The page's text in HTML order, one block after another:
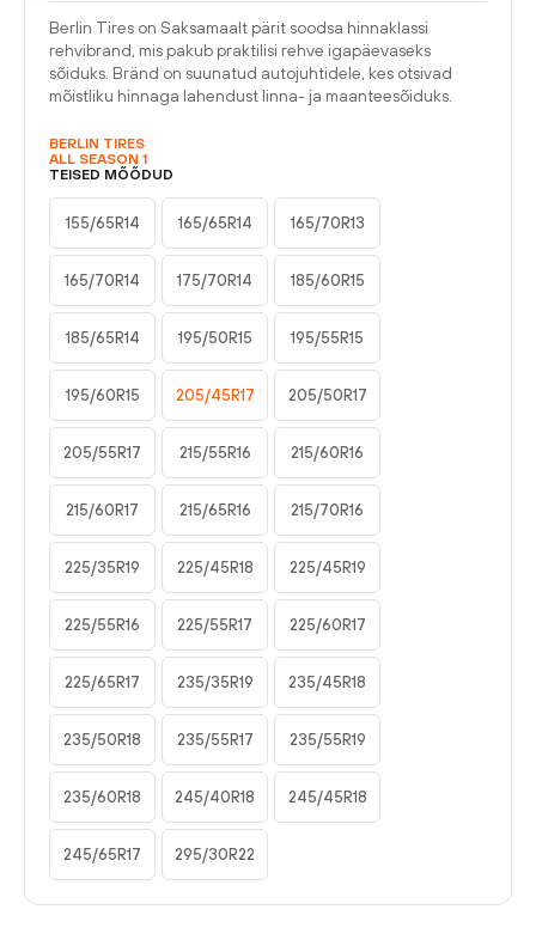
Berlin Tires on Saksamaalt pärit soodsa hinnaklassi
rehvibrand, mis pakub praktilisi rehve igapäevaseks
sõiduks. Bränd on suunatud autojuhtidele, kes otsivad
mõistliku hinnaga lahendust linna- ja maanteesõiduks.
BERLIN TIRES
ALL SEASON 1
TEISED MÕÕDUD
155/65R14 165/65R14 165/70R13
165/70R14 175/70R14 185/60R15
185/65R14 195/50R15 195/55R15
195/60R15 205/45R17 205/50R17
205/55R17 215/55R16 215/60R16
215/60R17 215/65R16 215/70R16
225/35R19 225/45R18 225/45R19
225/55R16 225/55R17 225/60R17
225/65R17 235/35R19 235/45R18
235/50R18 235/55R17 235/55R19
235/60R18 245/40R18 245/45R18
245/65R17 295/30R22